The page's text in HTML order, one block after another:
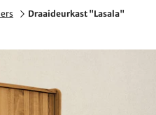
Draaideurkast "Lasala"